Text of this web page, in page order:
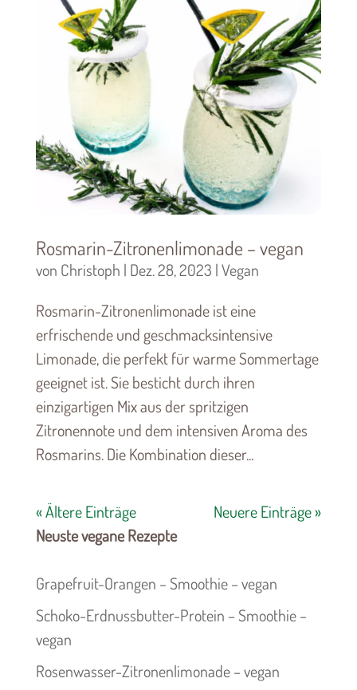
Rosmarin-Zitronenlimonade – vegan
von Christoph | Dez. 28, 2023 |Vegan
Rosmarin-Zitronenlimonade ist eine
erfrischende und geschmacksintensive
Limonade, die perfekt für warme Sommertage
geeignet ist. Sie besticht durch ihren
einzigartigen Mix aus der spritzigen
Zitronennote und dem intensiven Aroma des
Rosmarins. Die Kombination dieser...
« Ältere Einträge
Neuere Einträge »
Neuste vegane Rezepte
Grapefruit-Orangen – Smoothie – vegan
Schoko-Erdnussbutter-Protein – Smoothie –
vegan
Rosenwasser-Zitronenlimonade – vegan